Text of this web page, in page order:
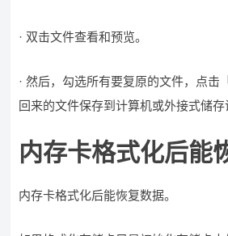
· 双击文件查看和预览。
· 然后，勾选所有要复原的文件，点击
回来的文件保存到计算机或外接式储存
内存卡格式化后能
内存卡格式化后能恢复数据。